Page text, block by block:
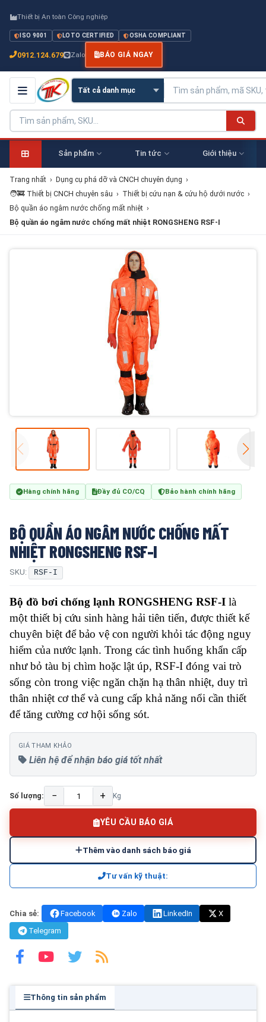
Thiết bị An toàn Công nghiệp
ISO 9001 LOTO CERTIFIED OSHA COMPLIANT
0912.124.679 Zalo BÁO GIÁ NGAY
Sản phẩm Tin tức Giới thiệu
Trang nhất › Dụng cụ phá dỡ và CNCH chuyên dụng ›
🧑‍🚒 Thiết bị CNCH chuyên sâu › Thiết bị cứu nạn & cứu hộ dưới nước ›
Bộ quần áo ngâm nước chống mất nhiệt ›
Bộ quần áo ngâm nước chống mất nhiệt RONGSHENG RSF-I
Hàng chính hãng Đầy đủ CO/CQ Bảo hành chính hãng
BỘ QUẦN ÁO NGÂM NƯỚC CHỐNG MẤT
NHIỆT RONGSHENG RSF-I
SKU: RSF-I
Bộ đồ bơi chống lạnh RONGSHENG RSF-I là
một thiết bị cứu sinh hàng hải tiên tiến, được thiết kế
chuyên biệt để bảo vệ con người khỏi tác động nguy
hiểm của nước lạnh. Trong các tình huống khẩn cấp
như bỏ tàu bị chìm hoặc lật úp, RSF-I đóng vai trò
sống còn trong việc ngăn chặn hạ thân nhiệt, duy trì
thân nhiệt cơ thể và cung cấp khả năng nổi cần thiết
để tăng cường cơ hội sống sót.
GIÁ THAM KHẢO
Liên hệ để nhận báo giá tốt nhất
Số lượng: − + Kg
YÊU CẦU BÁO GIÁ
Thêm vào danh sách báo giá
Tư vấn kỹ thuật:
Chia sẻ: Facebook Zalo LinkedIn
X
Telegram
Thông tin sản phẩm